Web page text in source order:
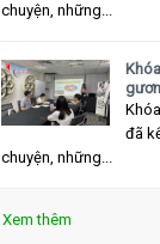
chuyện, những...
đã
chuyện, những...
Xem thêm